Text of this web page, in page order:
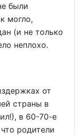
были
могло,
(и не только
неплохо.
от
страны в
в 60-70-е
родители